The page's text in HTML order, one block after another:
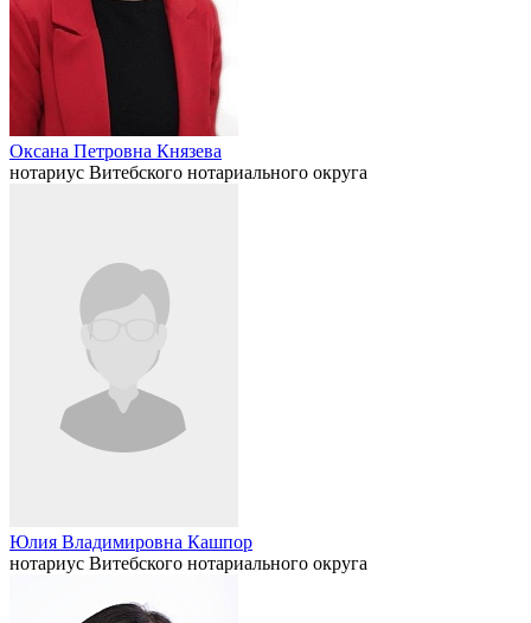
Оксана Петровна Князева
нотариус Витебского нотариального округа
Юлия Владимировна Кашпор
нотариус Витебского нотариального округа